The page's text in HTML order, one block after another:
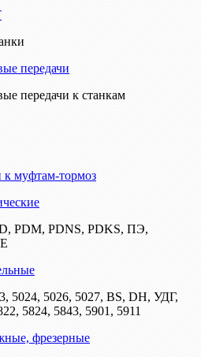
передачи
передачи к станкам
к муфтам-тормоз
PDM, PDNS, PDKS, ПЭ,
5024, 5026, 5027, BS, DH, УДГ,
5824, 5843, 5901, 5911
фрезерные